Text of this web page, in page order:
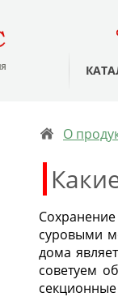
О
суровыми
дома
советуем